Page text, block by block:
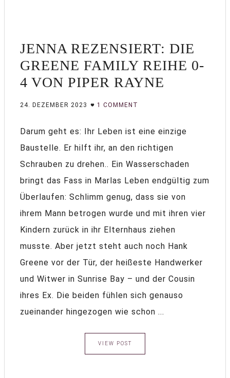
JENNA REZENSIERT: DIE
GREENE FAMILY REIHE 0-
4 VON PIPER RAYNE
24. DEZEMBER 2023 1 COMMENT
Darum geht es: Ihr Leben ist eine einzige
Baustelle. Er hilft ihr, an den richtigen
Schrauben zu drehen.. Ein Wasserschaden
bringt das Fass in Marlas Leben endgültig zum
Überlaufen: Schlimm genug, dass sie von
ihrem Mann betrogen wurde und mit ihren vier
Kindern zurück in ihr Elternhaus ziehen
musste. Aber jetzt steht auch noch Hank
Greene vor der Tür, der heißeste Handwerker
und Witwer in Sunrise Bay – und der Cousin
ihres Ex. Die beiden fühlen sich genauso
zueinander hingezogen wie schon ...
VIEW POST